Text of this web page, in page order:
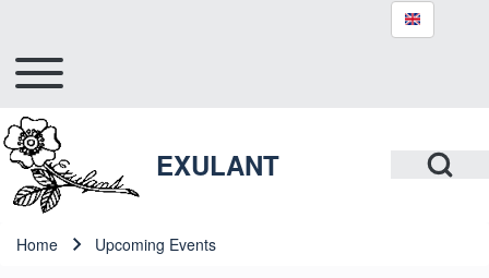
Close search
Hlavní navigace
Toggle main menu
Open Search
EXULANT
Breadcrumb
Home Upcoming Events